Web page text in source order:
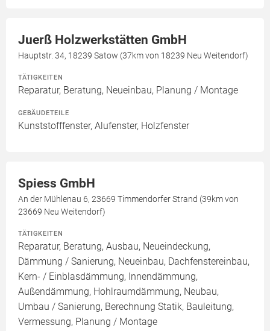
Juerß Holzwerkstätten GmbH
Hauptstr. 34, 18239 Satow (37km von 18239 Neu Weitendorf)
TÄTIGKEITEN
Reparatur, Beratung, Neueinbau, Planung / Montage
GEBÄUDETEILE
Kunststofffenster, Alufenster, Holzfenster
Spiess GmbH
An der Mühlenau 6, 23669 Timmendorfer Strand (39km von
23669 Neu Weitendorf)
TÄTIGKEITEN
Reparatur, Beratung, Ausbau, Neueindeckung,
Dämmung / Sanierung, Neueinbau, Dachfenstereinbau,
Kern- / Einblasdämmung, Innendämmung,
Außendämmung, Hohlraumdämmung, Neubau,
Umbau / Sanierung, Berechnung Statik, Bauleitung,
Vermessung, Planung / Montage